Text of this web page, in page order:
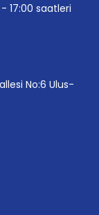
17:00 saatleri
No:6 Ulus-